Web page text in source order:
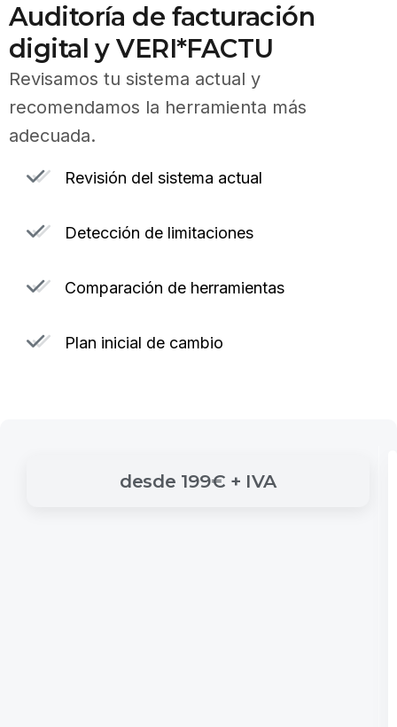
Auditoría de facturación
digital y VERI*FACTU
Revisamos tu sistema actual y
recomendamos la herramienta más
adecuada.
Revisión del sistema actual
Detección de limitaciones
Comparación de herramientas
Plan inicial de cambio
desde 199€ + IVA